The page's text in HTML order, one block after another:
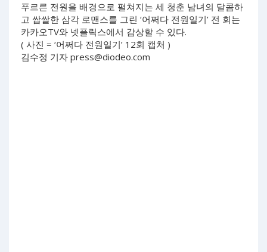
푸르른 전원을 배경으로 펼쳐지는 세 청춘 남녀의 달콤하
고 쌉쌀한 삼각 로맨스를 그린 ‘어쩌다 전원일기’ 전 회는
카카오TV와 넷플릭스에서 감상할 수 있다.
( 사진 = ‘어쩌다 전원일기’ 12회 캡처 )
김수정 기자 press@diodeo.com